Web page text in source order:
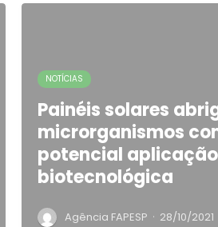
NOTÍCIAS
Painéis solares
microrganismos
potencial aplicação
biotecnológica
Agência FAPESP · 28/10/2021